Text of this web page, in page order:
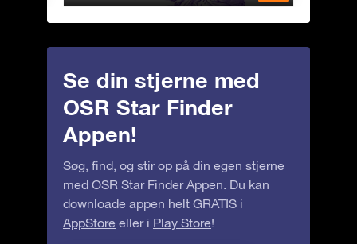
Se din stjerne med
OSR Star Finder
Appen!
Søg, find, og stir op på din egen stjerne
med OSR Star Finder Appen. Du kan
downloade appen helt GRATIS i
AppStore eller i Play Store!